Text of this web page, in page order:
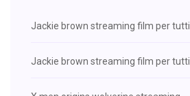
Jackie brown streaming film per tutti
Jackie brown streaming film per tutti